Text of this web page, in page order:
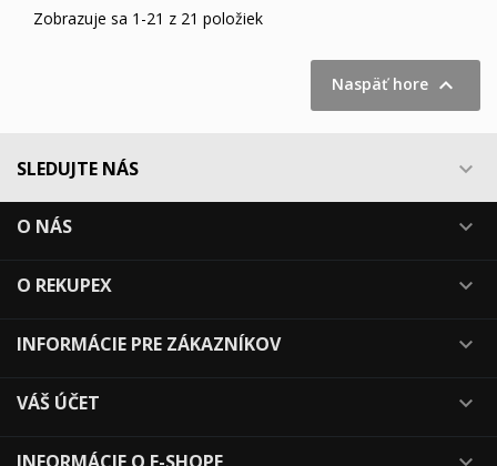
Zobrazuje sa 1-21 z 21 položiek
Naspäť hore 
SLEDUJTE NÁS 
O NÁS 
O REKUPEX 
INFORMÁCIE PRE ZÁKAZNÍKOV 
VÁŠ ÚČET 